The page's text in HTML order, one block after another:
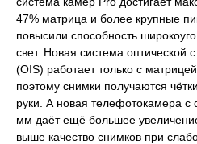
47% матрица и более крупные
повысили способность
свет. Новая система оптической
(OIS) работает только с
поэтому снимки получаются
руки. А новая телефотокамера
мм даёт ещё большее
выше качество снимков при